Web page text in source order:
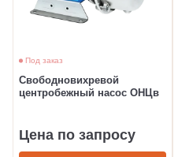
Под заказ
Свободновихревой
центробежный насос ОНЦв
Цена по запросу